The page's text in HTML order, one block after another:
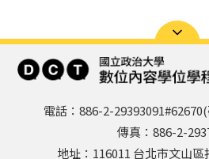
電話：886-2-
傳真：886-2-
地址：116011 台北市文山